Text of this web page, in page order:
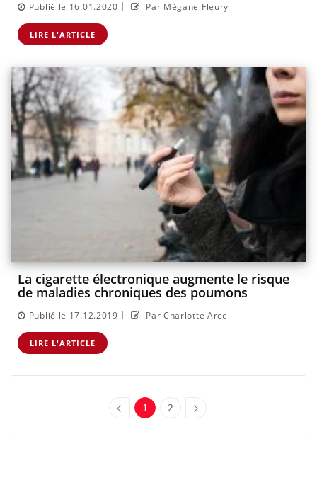
Publié le 16.01.2020 | Par Mégane Fleury
LIRE L'ARTICLE
La cigarette électronique augmente le risque
de maladies chroniques des poumons
Publié le 17.12.2019 | Par Charlotte Arce
LIRE L'ARTICLE
1 2